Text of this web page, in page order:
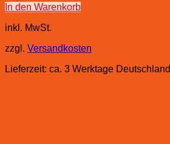
In den Warenkorb
inkl. MwSt.
zzgl. Versandkosten
Lieferzeit: ca. 3 Werktage Deutschland